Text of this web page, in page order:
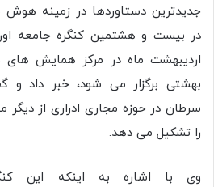
جدیدترین دستاوردها در زمینه
اردیبهشت ماه در مرکز همایش های
بهشتی برگزار می شود، خبر داد و
سرطان در حوزه مجاری ادراری از دیگر
را تشکیل می دهد.
وی با اشاره به اینکه این